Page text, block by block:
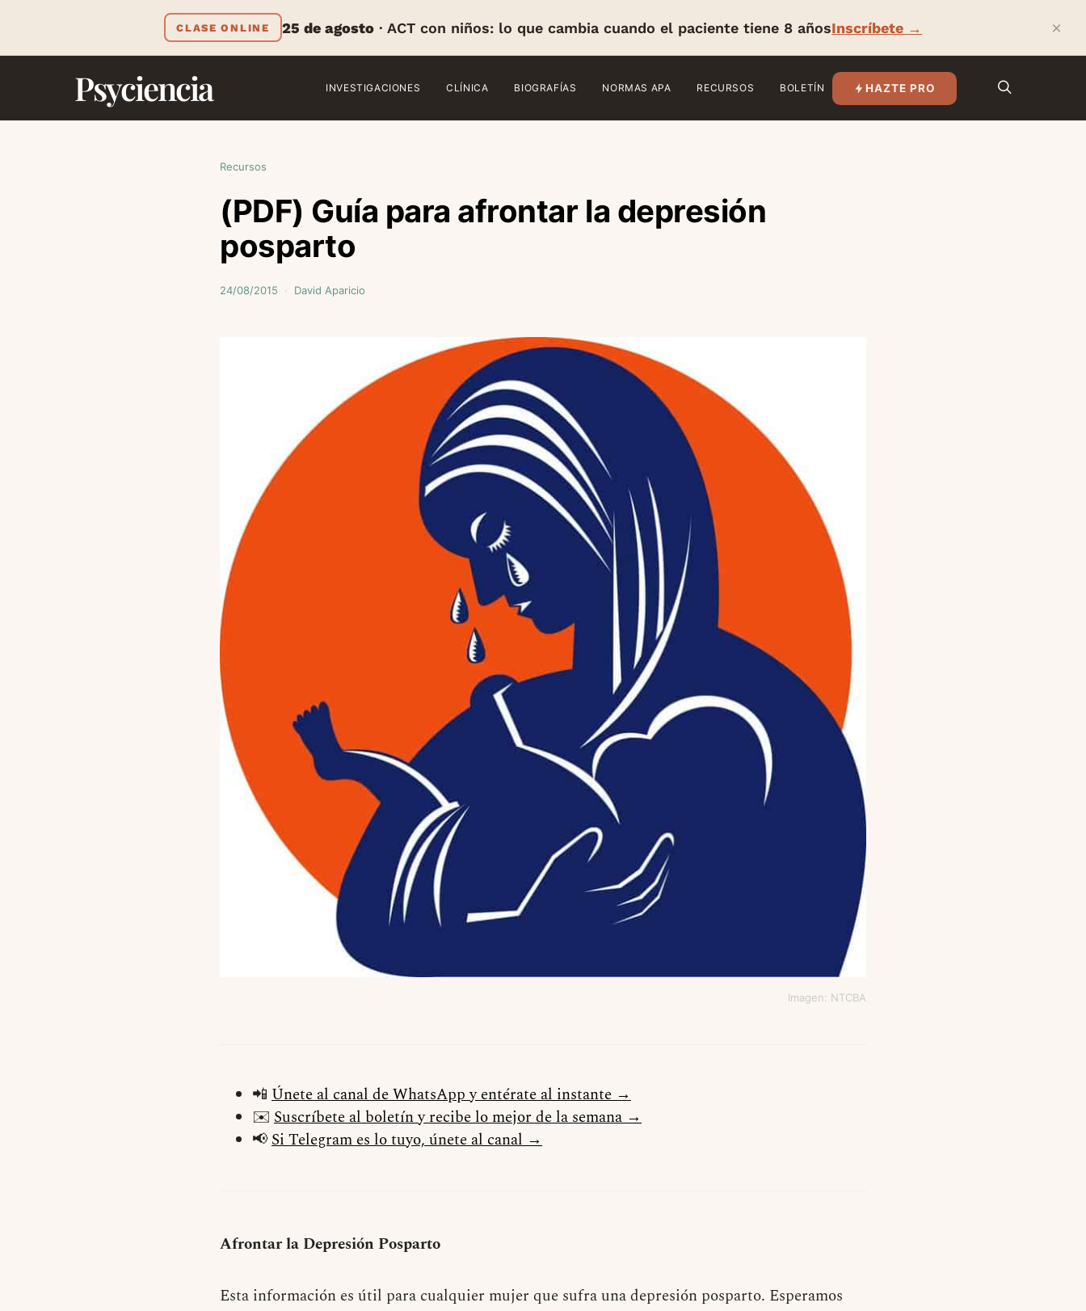
CLASE ONLINE 25 de agosto · ACT con niños: lo que cambia cuando el paciente tiene 8 añosInscríbete → ×
Psyciencia INVESTIGACIONES CLÍNICA BIOGRAFÍAS NORMAS APA RECURSOS BOLETÍN HAZTE PRO
Recursos
(PDF) Guía para afrontar la depresión
posparto
24/08/2015 David Aparicio
Imagen: NTCBA
📲 Únete al canal de WhatsApp y entérate al instante →
✉️ Suscríbete al boletín y recibe lo mejor de la semana →
📢Si Telegram es lo tuyo, únete al canal →
Afrontar la Depresión Posparto
Esta información es útil para cualquier mujer que sufra una depresión posparto. Esperamos